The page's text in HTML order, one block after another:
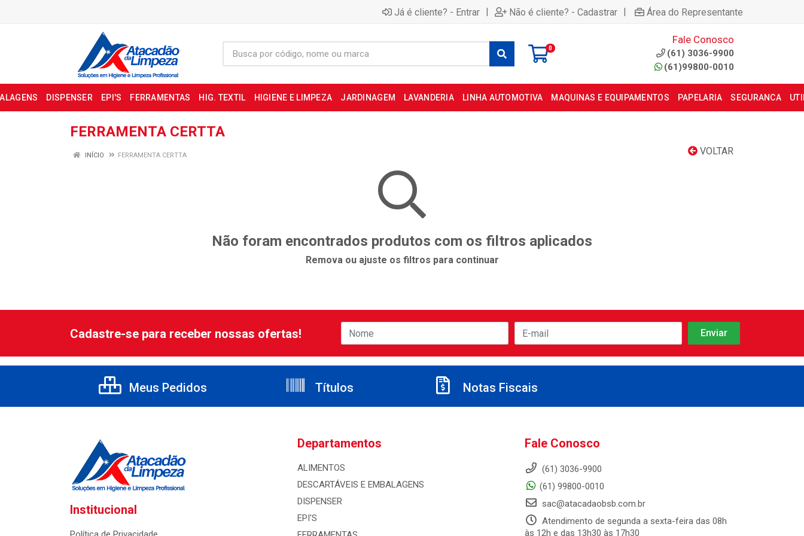
Já é cliente? - Entrar | Não é cliente? - Cadastrar | Área do Representante
0
Fale Conosco
(61) 3036-9900
(61)99800-0010
DISPENSER EPI'S FERRAMENTAS HIG. TEXTIL HIGIENE E LIMPEZA JARDINAGEM LAVANDERIA LINHA AUTOMOTIVA MAQUINAS E EQUIPAMENTOS PAPELARIA SEGURANCA
FERRAMENTA CERTTA
VOLTAR
INÍCIO FERRAMENTA CERTTA
Não foram encontrados produtos com os filtros aplicados
Remova ou ajuste os filtros para continuar
Cadastre-se para receber nossas ofertas!
Meus Pedidos Títulos Notas Fiscais
Institucional
Departamentos
ALIMENTOS
DESCARTÁVEIS E EMBALAGENS
DISPENSER
EPI'S
Fale Conosco
(61) 3036-9900
(61) 99800-0010
sac@atacadaobsb.com.br
Atendimento de segunda a sexta-feira das 08h
às 12h e das 13h30 às 17h30